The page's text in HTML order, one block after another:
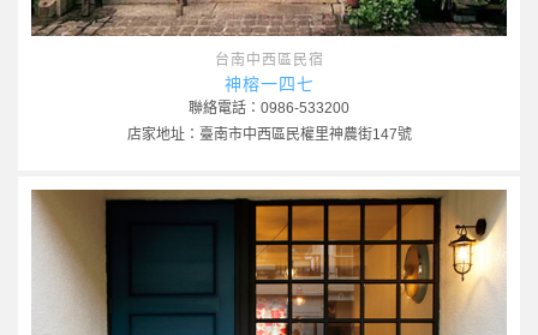
台南中西區民宿
神榕一四七
聯絡電話：0986-533200
店家地址：臺南市中西區民權里神農街147號